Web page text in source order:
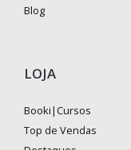
Blog
LOJA
Booki|Cursos
Top de Vendas